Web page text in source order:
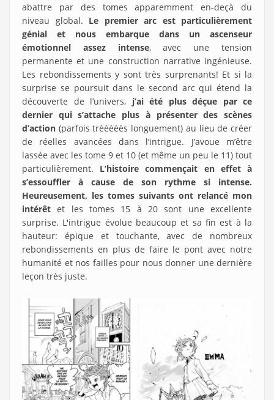
abattre par des tomes apparemment en-deçà du
niveau global. Le premier arc est particulièrement
génial et nous embarque dans un ascenseur
émotionnel assez intense, avec une tension
permanente et une construction narrative ingénieuse.
Les rebondissements y sont très surprenants! Et si la
surprise se poursuit dans le second arc qui étend la
découverte de l’univers, j’ai été plus déçue par ce
dernier qui s’attache plus à présenter des scènes
d’action (parfois trèèèèès longuement) au lieu de créer
de réelles avancées dans l’intrigue. J’avoue m’être
lassée avec les tome 9 et 10 (et même un peu le 11) tout
particulièrement. L’histoire commençait en effet à
s’essouffler à cause de son rythme si intense.
Heureusement, les tomes suivants ont relancé mon
intérêtet les tomes 15 à 20 sont une excellente
surprise. L'intrigue évolue beaucoup et sa fin est à la
hauteur: épique et touchante, avec de nombreux
rebondissements en plus de faire le pont avec notre
humanité et nos failles pour nous donner une dernière
leçon très juste.